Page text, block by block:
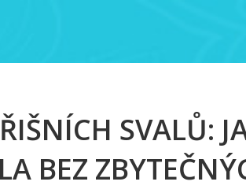
SVALŮ:
BEZ